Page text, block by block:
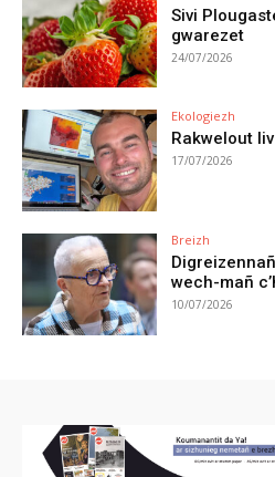
Sivi
gwarezet
24/07/2026
Ekologiezh
Rakwelout
17/07/2026
Breizh
wech-mañ
10/07/2026